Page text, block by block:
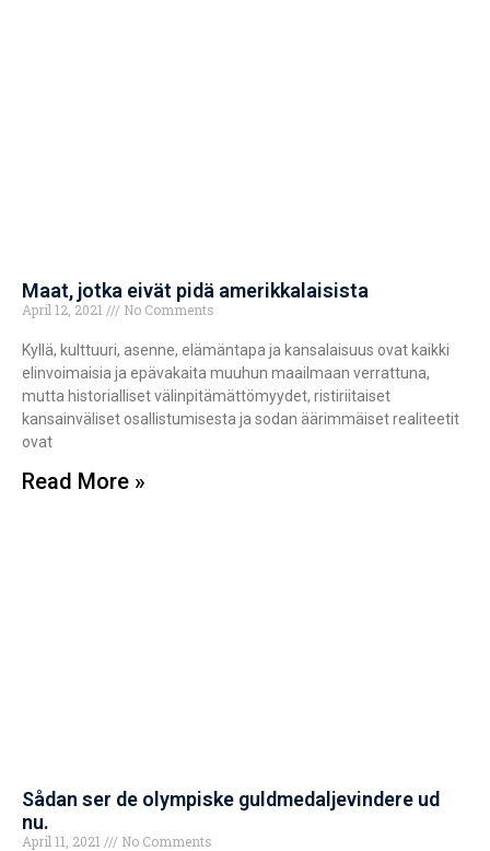
Maat, jotka eivät pidä amerikkalaisista
April 12, 2021 No Comments
Kyllä, kulttuuri, asenne, elämäntapa ja kansalaisuus ovat kaikki
elinvoimaisia ja epävakaita muuhun maailmaan verrattuna,
mutta historialliset välinpitämättömyydet, ristiriitaiset
kansainväliset osallistumisesta ja sodan äärimmäiset realiteetit
ovat
Read More »
Sådan ser de olympiske guldmedaljevindere ud
nu.
April 11, 2021 No Comments